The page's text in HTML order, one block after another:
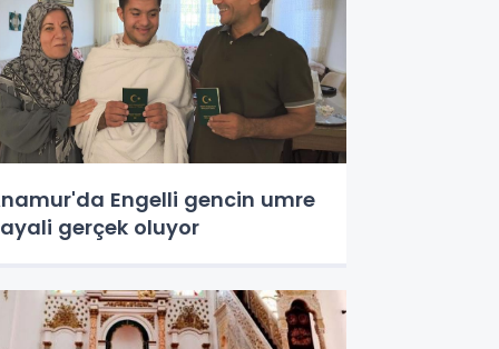
Engelli gencin umre
gerçek oluyor